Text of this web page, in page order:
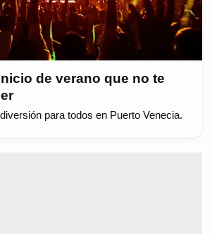
de verano que no te
para todos en Puerto Venecia.